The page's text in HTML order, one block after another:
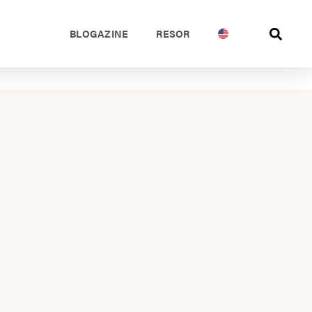
BLOGAZINE RESOR